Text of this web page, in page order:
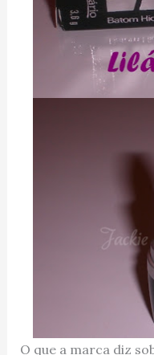
O que a marca diz